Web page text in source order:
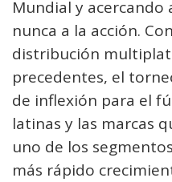
Mundial y acercando
nunca a la acción.
distribución
precedentes, el
de inflexión para el
latinas y las marcas
uno de los
más rápido